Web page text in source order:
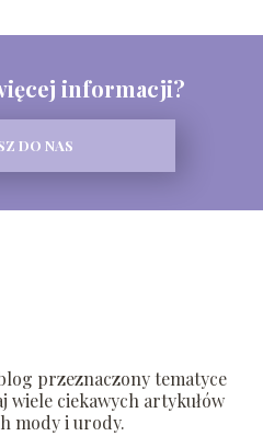
informacji?
DO NAS
przeznaczony tematyce
wiele ciekawych artykułów
mody i urody.